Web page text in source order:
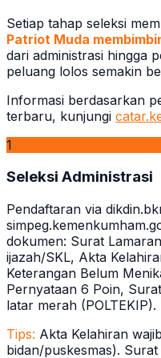
Setiap tahap seleksi
Patriot Muda
dari administrasi hingga
peluang lolos semakin
Informasi berdasarkan
terbaru, kunjungi
1
Seleksi Administrasi
Pendaftaran via
dokumen: Surat
ijazah/SKL, Akta
Keterangan Belum
Pernyataan 6 Poin,
latar merah (POLTEKIP).
Tips: Akta Kelahiran
bidan/puskesmas).